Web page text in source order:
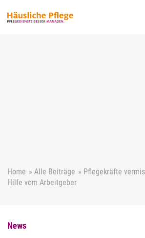
Home » Alle Beiträge » Pflegekräfte
Hilfe vom Arbeitgeber
News